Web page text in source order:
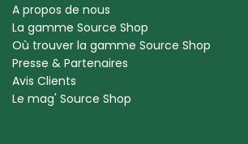
A propos de nous
La gamme Source Shop
Où trouver la gamme Source Shop
Presse & Partenaires
Avis Clients
Le mag' Source Shop